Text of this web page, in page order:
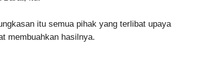
itu semua pihak yang terlibat upaya
membuahkan hasilnya.